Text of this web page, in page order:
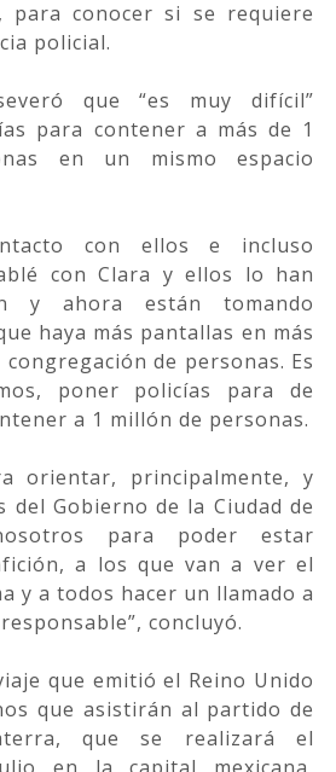
para conocer si se requiere
policial.
que “es muy difícil”
para contener a más de 1
en un mismo espacio
con ellos e incluso
con Clara y ellos lo han
y ahora están tomando
haya más pantallas en más
de personas. Es
poner policías para de
a 1 millón de personas.
orientar, principalmente, y
del Gobierno de la Ciudad de
para poder estar
a los que van a ver el
y a todos hacer un llamado a
concluyó.
que emitió el Reino Unido
que asistirán al partido de
que se realizará el